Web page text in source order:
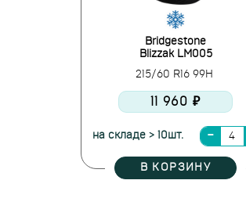
Bridgestone
Blizzak LM005
215/60 R16 99H
11 960 ₽
на складе > 10шт.
В КОРЗИНУ